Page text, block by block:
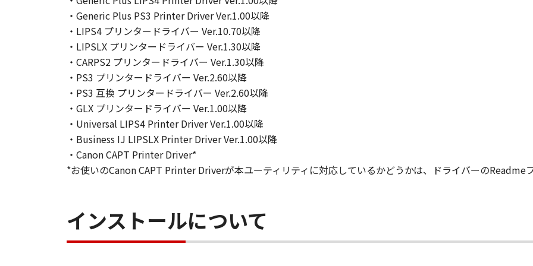
かなる責任も負うものではありません。
７．保証の否認・免責
(1) 「本ソフトウェア」は、『現状のまま』の状態で使用許諾されます。キヤノン、キヤノンの子会
販売代理店または販売店のいずれも、「本ソフトウェア」に関して、商品性および特定の目的への
も、明示たると黙示たるとを問わず一切しないものとします。
(2) キヤノン、キヤノンの子会社、キヤノンの関連会社、それらの販売代理店または販売店のいずれ
は使用不能から生ずるいかなる損害（逸失利益およびその他の派生的または付随的な損害を含むが
います。）について、適用法で認められる限り、一切の責任を負わないものとします。たとえ、キ
の関連会社、それらの販売代理店または販売店がかかる損害の可能性について知らされていた場合
(3) キヤノン、キヤノンの子会社、キヤノンの関連会社、それらの販売代理店または販売店のいずれ
「本ソフトウェア」の使用に起因または関連してお客様と第三者との間に生じたいかなる紛争につ
８. ご承諾
お客様は、「本ソフトウェア」を使用して初期設定が変更された「キヤノン製品」用のドライバー
ルする際にオペレーティングシステムとの互換性に関する警告ウィンドウが表示されることを承諾
・Generic Plus PS3 Printer Driver Ver.1.00以降
・LIPS4 プリンタードライバー Ver.10.70以降
・LIPSLX プリンタードライバー Ver.1.30以降
・CARPS2 プリンタードライバー Ver.1.30以降
・PS3 プリンタードライバー Ver.2.60以降
・PS3 互換 プリンタードライバー Ver.2.60以降
・GLX プリンタードライバー Ver.1.00以降
・Universal LIPS4 Printer Driver Ver.1.00以降
・Business IJ LIPSLX Printer Driver Ver.1.00以降
・Canon CAPT Printer Driver*
*お使いのCanon CAPT Printer Driverが本ユーティリティに対応しているかどうかは、ドライバーのReadme
インストールについて